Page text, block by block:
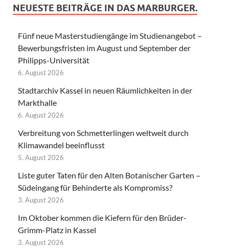
NEUESTE BEITRÄGE IN DAS MARBURGER.
Fünf neue Masterstudiengänge im Studienangebot –
Bewerbungsfristen im August und September der
Philipps-Universität
6. August 2026
Stadtarchiv Kassel in neuen Räumlichkeiten in der
Markthalle
6. August 2026
Verbreitung von Schmetterlingen weltweit durch
Klimawandel beeinflusst
5. August 2026
Liste guter Taten für den Alten Botanischer Garten –
Südeingang für Behinderte als Kompromiss?
3. August 2026
Im Oktober kommen die Kiefern für den Brüder-
Grimm-Platz in Kassel
3. August 2026